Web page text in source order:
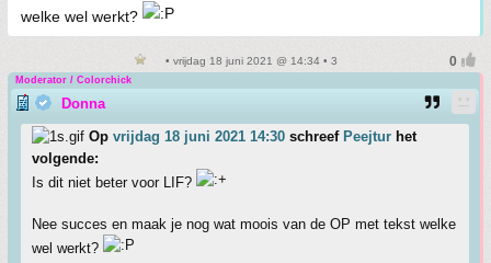
welke wel werkt?
• vrijdag 18 juni 2021 @ 14:34 • 3
Moderator / Colorchick
Donna
Op vrijdag 18 juni 2021 14:30 schreef Peejtur het
volgende:
Is dit niet beter voor LIF?
Nee succes en maak je nog wat moois van de OP met tekst welke
wel werkt?